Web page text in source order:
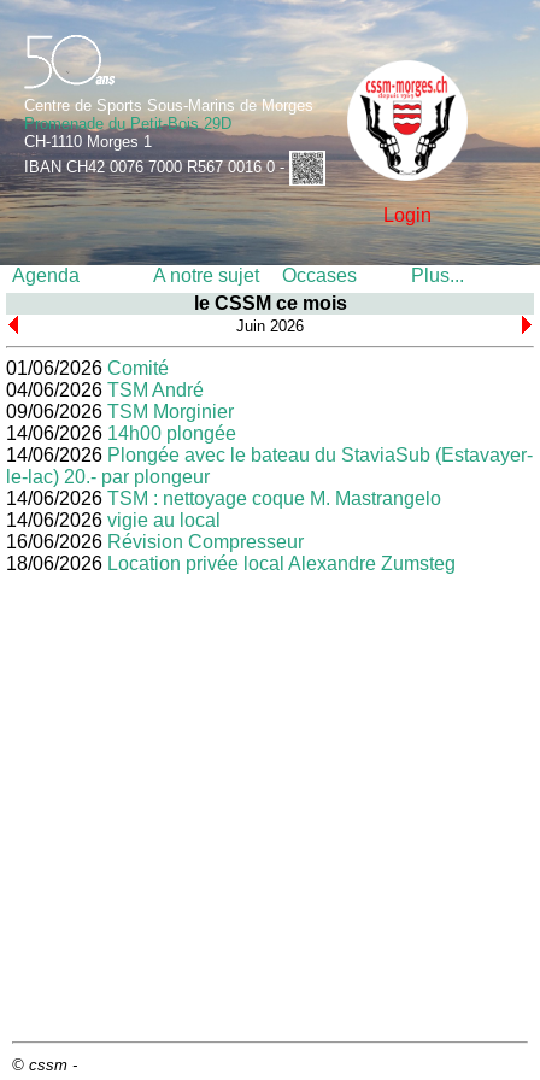
Centre de Sports Sous-Marins de Morges
Promenade du Petit-Bois 29D
CH-1110 Morges 1
IBAN CH42 0076 7000 R567 0016 0 -
Login
Agenda A notre sujet Occases
Plus...
le CSSM ce mois
Juin 2026
01/06/2026 Comité
04/06/2026 TSM André
09/06/2026 TSM Morginier
14/06/2026 14h00 plongée
14/06/2026 Plongée avec le bateau du StaviaSub (Estavayer-
le-lac) 20.- par plongeur
14/06/2026 TSM : nettoyage coque M. Mastrangelo
14/06/2026 vigie au local
16/06/2026 Révision Compresseur
18/06/2026 Location privée local Alexandre Zumsteg
© cssm -